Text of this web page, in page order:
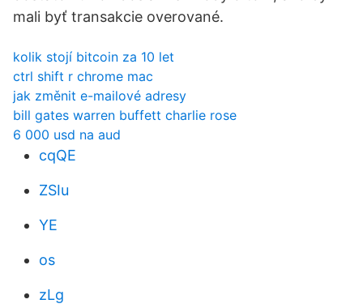
mali byť transakcie overované.
kolik stojí bitcoin za 10 let
ctrl shift r chrome mac
jak změnit e-mailové adresy
bill gates warren buffett charlie rose
6 000 usd na aud
cqQE
ZSIu
YE
os
zLg